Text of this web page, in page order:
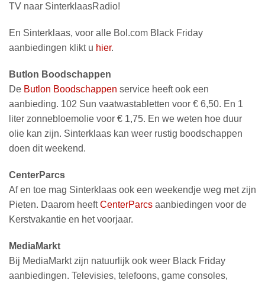
TV naar SinterklaasRadio!
En Sinterklaas, voor alle Bol.com Black Friday
aanbiedingen klikt u hier.
Butlon Boodschappen
De Butlon Boodschappen service heeft ook een
aanbieding. 102 Sun vaatwastabletten voor € 6,50. En 1
liter zonnebloemolie voor € 1,75. En we weten hoe duur
olie kan zijn. Sinterklaas kan weer rustig boodschappen
doen dit weekend.
CenterParcs
Af en toe mag Sinterklaas ook een weekendje weg met zijn
Pieten. Daarom heeftCenterParcs aanbiedingen voor de
Kerstvakantie en het voorjaar.
MediaMarkt
Bij MediaMarkt zijn natuurlijk ook weer Black Friday
aanbiedingen. Televisies, telefoons, game consoles,